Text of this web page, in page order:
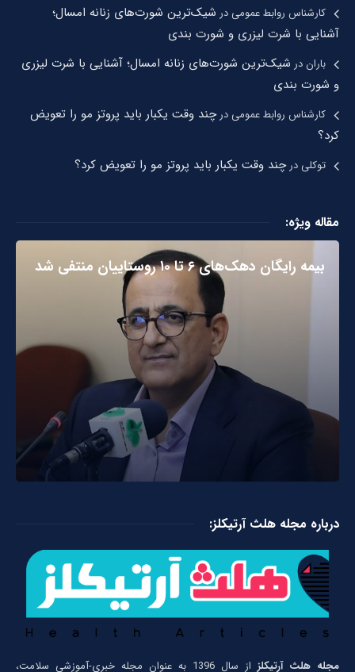
کارشناس روابط عمومیدر شیک‌ترین شورت‌های زنانه امسال؛
آشنایی با شرت لیزری و شورت بندی
باراندر شیک‌ترین شورت‌های زنانه امسال؛ آشنایی با شرت لیزری
و شورت بندی
کارشناس روابط عمومیدرچند وقت یکبار باید پروتز مو را تعویض
کرد؟
توکلیدرچند وقت یکبار باید پروتز مو را تعویض کرد؟
مقاله ویژه:
بیمه رایگان دهک‌های ۶ تا ۱۰ روستاییان منتفی شد
درباره مجله هلث آرتیکلز:
مجله هلث آرتیکلز از سال 1396 به عنوان مجله خبری-آموزشی سلامت،